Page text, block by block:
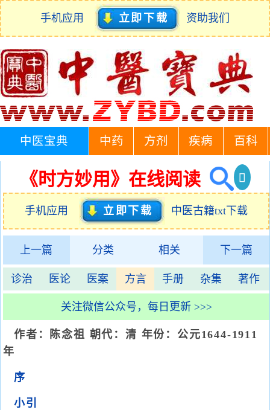
手机应用 立即下载 资助我们
中医宝典 中药 方剂 疾病 百科
《时方妙用》在线阅读
手机应用 立即下载 中医古籍txt下载
上一篇 分类 相关 下一篇
诊治 医论 医案 方言 手册 杂集 著作
关注微信公众号，每日更新 >>>
作者：陈念祖 朝代：清 年份：公元1644-1911
年
序
小引